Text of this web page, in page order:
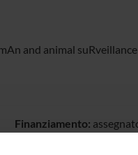
and animal
Finanziamento: